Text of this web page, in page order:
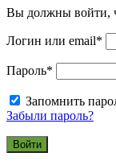
Вы должны войти,
Логин или email*
Пароль*
Запомнить
Забыли пароль?